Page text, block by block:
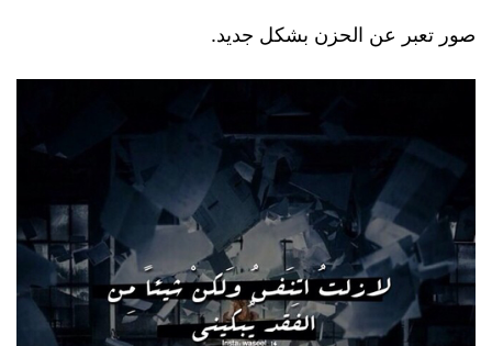
صور تعبر عن الحزن بشكل جديد.